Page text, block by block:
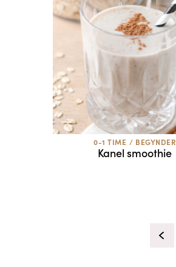
0-1 TIME / BEGYNDER
Kanel smoothie